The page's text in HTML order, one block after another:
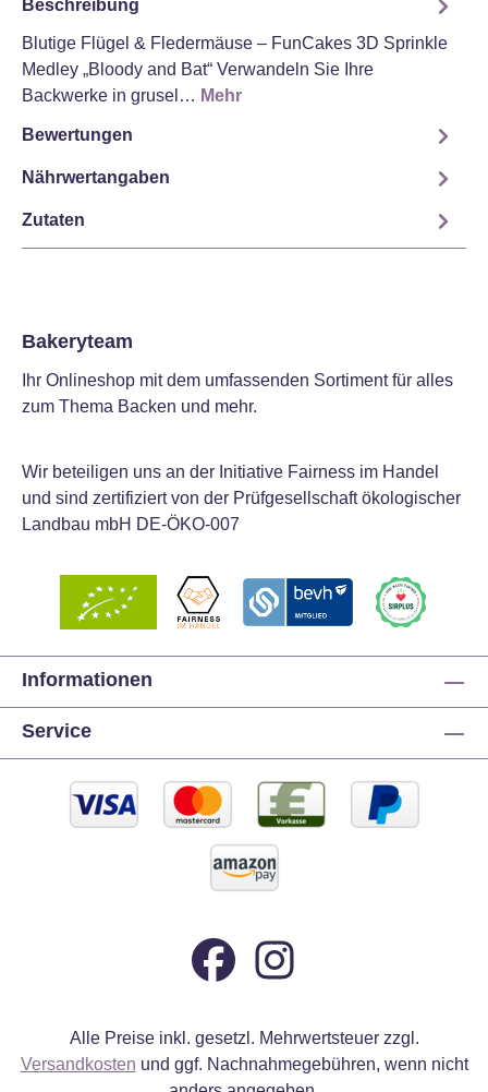
Beschreibung
Blutige Flügel & Fledermäuse – FunCakes 3D Sprinkle
Medley „Bloody and Bat“ Verwandeln Sie Ihre
Backwerke in grusel… Mehr
Bewertungen
Nährwertangaben
Zutaten
Bakeryteam
Ihr Onlineshop mit dem umfassenden Sortiment für alles
zum Thema Backen und mehr.
Wir beteiligen uns an der Initiative Fairness im Handel
und sind zertifiziert von der Prüfgesellschaft ökologischer
Landbau mbH DE-ÖKO-007
Informationen
Service
Alle Preise inkl. gesetzl. Mehrwertsteuer zzgl.
Versandkosten und ggf. Nachnahmegebühren, wenn nicht